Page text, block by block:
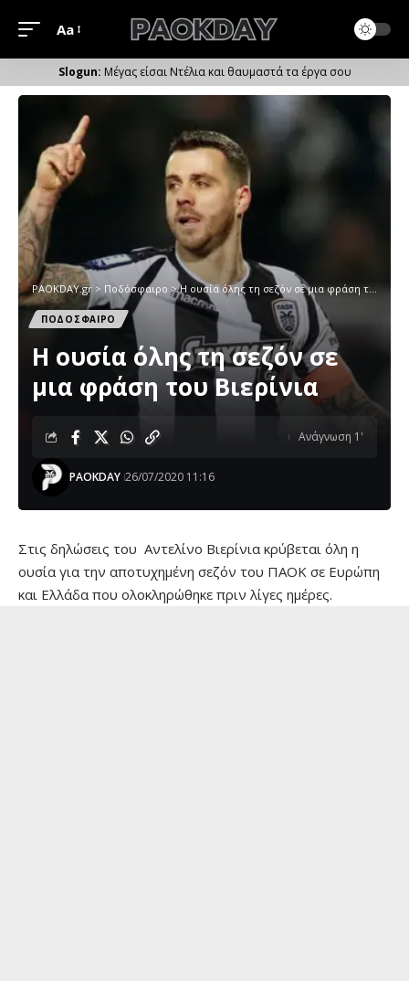
Μέγεθος
Γραμματοσειράς
Aa
Μέγας είσαι Ντέλια και θαυμαστά τα έργα σου
PAOKDAY.gr > Ποδόσφαιρο >Η ουσία όλης τη σεζόν σε μια φράση του Βιερίνια
ΠΟΔΟΣΦΑΙΡΟ
Η ουσία όλης τη σεζόν σε
μια φράση του Βιερίνια
PAOKDAY 26/07/2020 11:16
Ανάγνωση 1'
Στις δηλώσεις του Αντελίνο Βιερίνια κρύβεται όλη η
ουσία για την αποτυχημένη σεζόν του ΠΑΟΚ σε Ευρώπη
και Ελλάδα που ολοκληρώθηκε πριν λίγες ημέρες.